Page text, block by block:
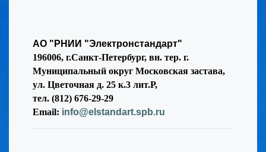
АО "РНИИ "Электронстандарт"
196006, г.Санкт-Петербург, вн. тер. г.
Муниципальный округ Московская застава,
ул. Цветочная д. 25 к.3 лит.Р,
тел. (812) 676-29-29
Email: info@elstandart.spb.ru